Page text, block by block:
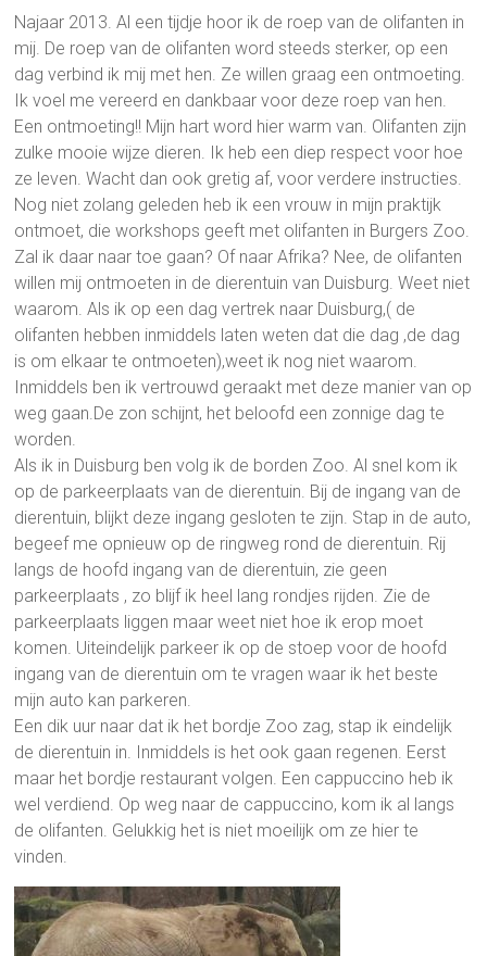
Najaar 2013. Al een tijdje hoor ik de roep van de olifanten in
mij. De roep van de olifanten word steeds sterker, op een
dag verbind ik mij met hen. Ze willen graag een ontmoeting.
Ik voel me vereerd en dankbaar voor deze roep van hen.
Een ontmoeting!! Mijn hart word hier warm van. Olifanten zijn
zulke mooie wijze dieren. Ik heb een diep respect voor hoe
ze leven. Wacht dan ook gretig af, voor verdere instructies.
Nog niet zolang geleden heb ik een vrouw in mijn praktijk
ontmoet, die workshops geeft met olifanten in Burgers Zoo.
Zal ik daar naar toe gaan? Of naar Afrika? Nee, de olifanten
willen mij ontmoeten in de dierentuin van Duisburg. Weet niet
waarom. Als ik op een dag vertrek naar Duisburg,( de
olifanten hebben inmiddels laten weten dat die dag ,de dag
is om elkaar te ontmoeten),weet ik nog niet waarom.
Inmiddels ben ik vertrouwd geraakt met deze manier van op
weg gaan.De zon schijnt, het beloofd een zonnige dag te
worden.
Als ik in Duisburg ben volg ik de borden Zoo. Al snel kom ik
op de parkeerplaats van de dierentuin. Bij de ingang van de
dierentuin, blijkt deze ingang gesloten te zijn. Stap in de auto,
begeef me opnieuw op de ringweg rond de dierentuin. Rij
langs de hoofd ingang van de dierentuin, zie geen
parkeerplaats , zo blijf ik heel lang rondjes rijden. Zie de
parkeerplaats liggen maar weet niet hoe ik erop moet
komen. Uiteindelijk parkeer ik op de stoep voor de hoofd
ingang van de dierentuin om te vragen waar ik het beste
mijn auto kan parkeren.
Een dik uur naar dat ik het bordje Zoo zag, stap ik eindelijk
de dierentuin in. Inmiddels is het ook gaan regenen. Eerst
maar het bordje restaurant volgen. Een cappuccino heb ik
wel verdiend. Op weg naar de cappuccino, kom ik al langs
de olifanten. Gelukkig het is niet moeilijk om ze hier te
vinden.